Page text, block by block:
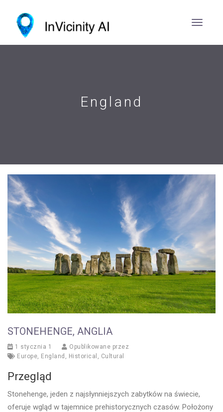
England
STONEHENGE, ANGLIA
1 stycznia 1
Opublikowane przez
Europe England Historical Cultural
Przegląd
Stonehenge, jeden z najsłynniejszych zabytków na świecie,
oferuje wgląd w tajemnice prehistorycznych czasów. Położony